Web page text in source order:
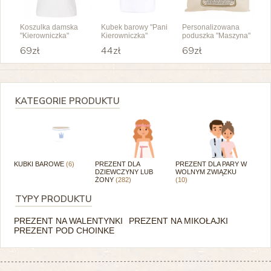
Koszulka damska
"Kierowniczka"
69zł
Kubek barowy "Pani
Kierowniczka"
44zł
Personalizowana
poduszka "Maszyna"
69zł
KATEGORIE PRODUKTU
KUBKI BAROWE (6)
PREZENT DLA
DZIEWCZYNY LUB
ŻONY (282)
PREZENT DLA PARY W
WOLNYM ZWIĄZKU
(10)
TYPY PRODUKTU
PREZENT NA WALENTYNKI
PREZENT NA MIKOŁAJKI
PREZENT POD CHOINKE